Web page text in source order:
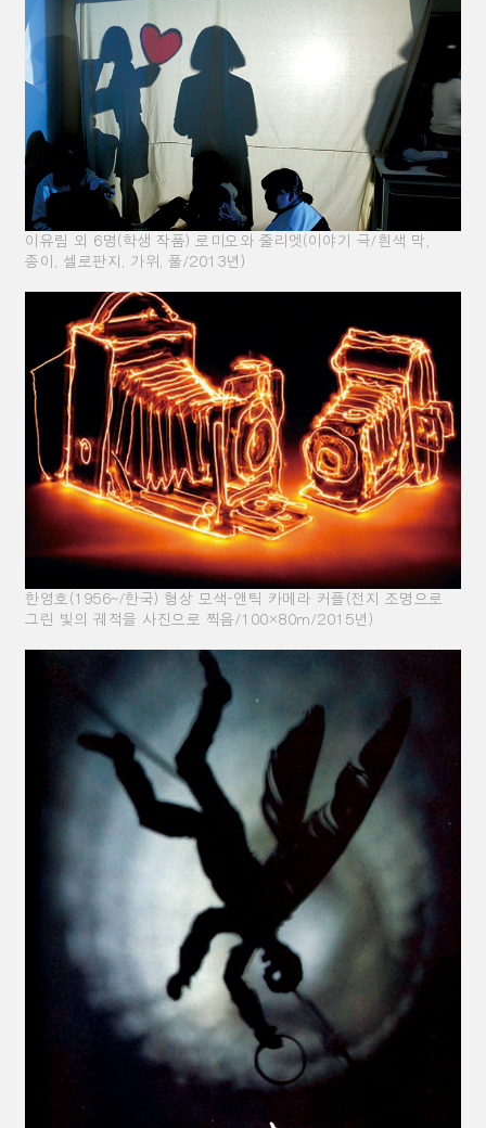
이유림 외 6명(학생 작품) 로미오와 줄리엣(이야기 극/흰색 막,
종이, 셀로판지, 가위, 풀/2013년)
한영호(1956~/한국) 형상 모색-앤틱 카메라 커플(전지 조명으로
그린 빛의 궤적을 사진으로 찍음/100×80m/2015년)